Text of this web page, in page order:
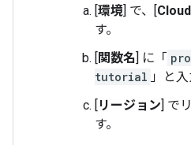
[環境] で、[
す。
[関数名] に「
tutorial 」と入
[リージョン] で
す。